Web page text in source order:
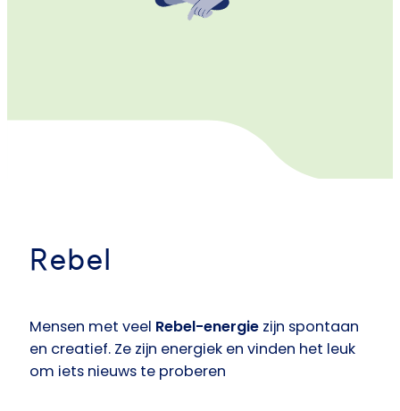
Rebel
Mensen met veel Rebel-energie zijn spontaan
en creatief. Ze zijn energiek en vinden het leuk
om iets nieuws te proberen